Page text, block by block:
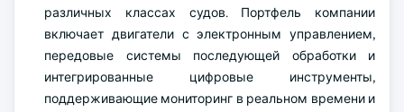
различных классах судов. Портфель компании
включает двигатели с электронным управлением,
передовые системы последующей обработки и
интегрированные цифровые инструменты,
поддерживающие мониторинг в реальном времени и